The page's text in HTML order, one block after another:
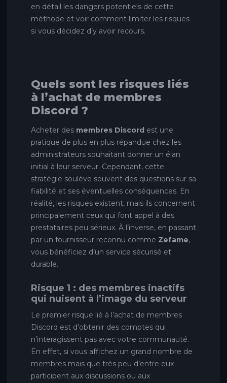
en détail les dangers potentiels de cette
méthode et voir comment limiter les risques
si vous décidez d’y avoir recours.
Quels sont les risques liés
à l’achat de membres
Discord ?
Acheter des membres Discord est une
pratique de plus en plus répandue chez les
administrateurs souhaitant donner un élan
initial à leur serveur. Cependant, cette
stratégie soulève souvent des questions sur sa
fiabilité et ses éventuelles conséquences. En
réalité, les risques existent, mais ils concernent
principalement ceux qui font appel à des
prestataires peu sérieux. À l’inverse, en passant
par un fournisseur reconnu comme Zefame,
vous bénéficiez d’un service sécurisé et
durable.
Risque 1 : des membres inactifs
qui nuisent à l’image du serveur
Le premier risque lié à l’achat de membres
Discord est d’obtenir des comptes qui
n’interagissent pas avec votre communauté.
En effet, si vous affichez un grand nombre de
membres mais que très peu d’entre eux
participent aux discussions ou aux